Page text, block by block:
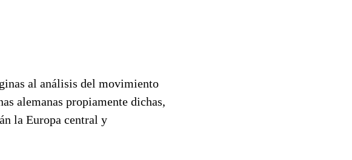
al análisis del movimiento
alemanas propiamente dichas,
la Europa central y